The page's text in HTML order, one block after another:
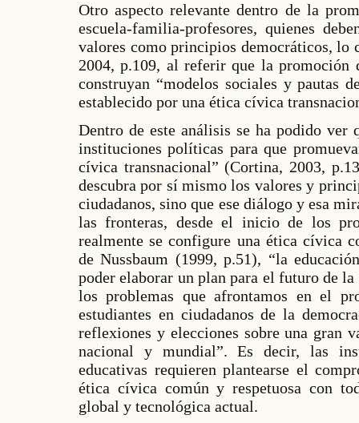
Otro aspecto relevante dentro de la
escuela-familia-profesores, quienes
valores como principios democráticos, lo
2004, p.109, al referir que la promoción
construyan “modelos sociales y pautas
establecido por una ética cívica
Dentro de este análisis se ha podido ver
instituciones políticas para que
cívica transnacional” (Cortina, 2003,
descubra por sí mismo los valores y
ciudadanos, sino que ese diálogo y esa
las fronteras, desde el inicio de los
realmente se configure una ética cívica
de Nussbaum (1999, p.51), “la
poder elaborar un plan para el futuro de
los problemas que afrontamos en el
estudiantes en ciudadanos de la
reflexiones y elecciones sobre una gran
nacional y mundial”. Es decir, las
educativas requieren plantearse el
ética cívica común y respetuosa con
global y tecnológica actual.